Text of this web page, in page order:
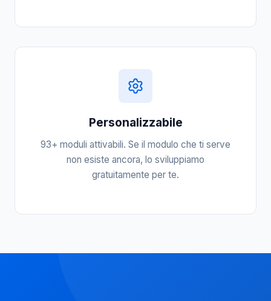
Personalizzabile
93+ moduli attivabili. Se il modulo che ti serve
non esiste ancora, lo sviluppiamo
gratuitamente per te.